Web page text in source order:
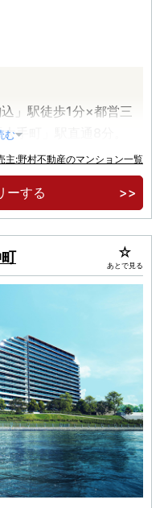
」駅徒歩1分×都営三
手町」駅直通8分。
フロア最大5邸・角住
む
主:野村不動産のマンション一覧
ーする
あとで見る